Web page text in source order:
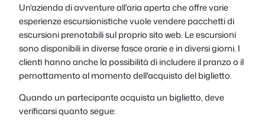
Czech
Greek
Un'azienda di avventure all'aria aperta che offre varie
esperienze escursionistiche vuole vendere pacchetti di
escursioni prenotabili sul proprio sito web. Le escursioni
sono disponibili in diverse fasce orarie e in diversi giorni. I
clienti hanno anche la possibilità di includere il pranzo o il
pernottamento al momento dell'acquisto del biglietto.
Quando un partecipante acquista un biglietto, deve
verificarsi quanto segue: